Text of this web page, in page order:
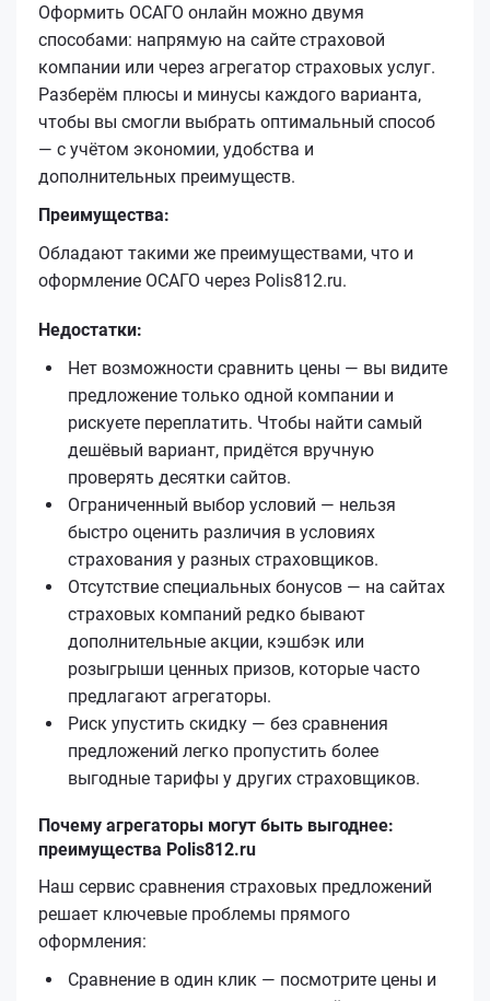
Оформить ОСАГО онлайн можно двумя
способами: напрямую на сайте страховой
компании или через агрегатор страховых услуг.
Разберём плюсы и минусы каждого варианта,
чтобы вы смогли выбрать оптимальный способ
— с учётом экономии, удобства и
дополнительных преимуществ.
Преимущества:
Обладают такими же преимуществами, что и
оформление ОСАГО через Polis812.ru.
Недостатки:
Нет возможности сравнить цены — вы видите
предложение только одной компании и
рискуете переплатить. Чтобы найти самый
дешёвый вариант, придётся вручную
проверять десятки сайтов.
Ограниченный выбор условий — нельзя
быстро оценить различия в условиях
страхования у разных страховщиков.
Отсутствие специальных бонусов — на сайтах
страховых компаний редко бывают
дополнительные акции, кэшбэк или
розыгрыши ценных призов, которые часто
предлагают агрегаторы.
Риск упустить скидку — без сравнения
предложений легко пропустить более
выгодные тарифы у других страховщиков.
Почему агрегаторы могут быть выгоднее:
преимущества Polis812.ru
Наш сервис сравнения страховых предложений
решает ключевые проблемы прямого
оформления:
Сравнение в один клик — посмотрите цены и